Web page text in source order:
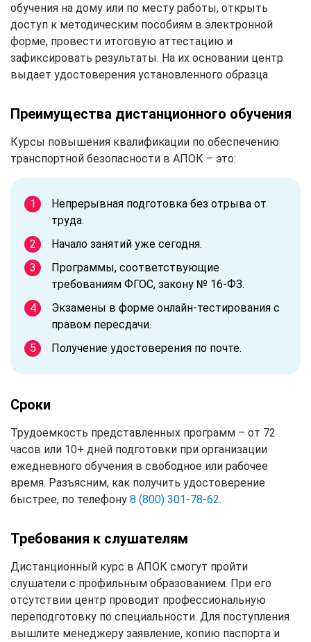
обучения на дому или по месту работы, открыть
доступ к методическим пособиям в электронной
форме, провести итоговую аттестацию и
зафиксировать результаты. На их основании центр
выдает удостоверения установленного образца.
Преимущества дистанционного обучения
Курсы повышения квалификации по обеспечению
транспортной безопасности в АПОК – это:
Непрерывная подготовка без отрыва от
труда.
Начало занятий уже сегодня.
Программы, соответствующие
требованиям ФГОС, закону № 16-ФЗ.
Экзамены в форме онлайн-тестирования с
правом пересдачи.
Получение удостоверения по почте.
Сроки
Трудоемкость представленных программ – от 72
часов или 10+ дней подготовки при организации
ежедневного обучения в свободное или рабочее
время. Разъясним, как получить удостоверение
быстрее, по телефону 8 (800) 301-78-62.
Требования к слушателям
Дистанционный курс в АПОК смогут пройти
слушатели с профильным образованием. При его
отсутствии центр проводит профессиональную
переподготовку по специальности. Для поступления
вышлите менеджеру заявление, копию паспорта и